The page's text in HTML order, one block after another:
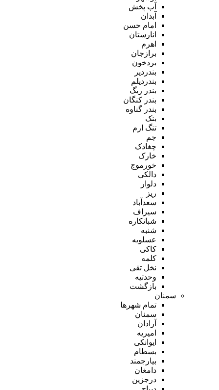
آب پخش
آبدان
امام حسن
انارستان
اهرم
برازجان
بردخون
بندردیر
بندردیلم
بندر ریگ
بندر کنگان
بندر گناوه
بنک
تنگ ارم
جم
چغادک
خارک
خورموج
دالکی
دلوار
ریز
سعدآباد
سیراف
شبانکاره
شنبه
عسلویه
کاکی
کلمه
نخل تقی
وحدتیه
بازگشت
سمنان
تمام شهر‌ها
سمنان
آرادان
امیریه
ایوانکی
بسطام
بیارجمند
دامغان
درجزین